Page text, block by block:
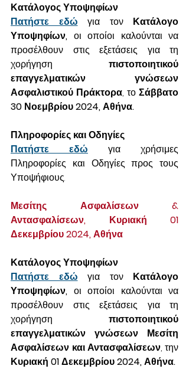
Κατάλογος Υποψηφίων
Πατήστε εδώ για τον Κατάλογο
Υποψηφίων, οι οποίοι καλούνται να
προσέλθουν στις εξετάσεις για τη
χορήγηση πιστοποιητικού
επαγγελματικών γνώσεων
Ασφαλιστικού Πράκτορα, το Σάββατο
30 Νοεμβρίου 2024, Αθήνα.
Πληροφορίες και Οδηγίες
Πατήστε εδώ
για χρήσιμες
Πληροφορίες και Οδηγίες προς τους
Υποψήφιους.
Μεσίτης Ασφαλίσεων &
Αντασφαλίσεων, Κυριακή 01
Δεκεμβρίου 2024, Αθήνα
Κατάλογος Υποψηφίων
Πατήστε εδώ για τον Κατάλογο
Υποψηφίων, οι οποίοι καλούνται να
προσέλθουν στις εξετάσεις για τη
χορήγηση πιστοποιητικού
επαγγελματικών γνώσεων Μεσίτη
Ασφαλίσεων και Αντασφαλίσεων
Κυριακή 01 Δεκεμβρίου 2024, Αθήνα.